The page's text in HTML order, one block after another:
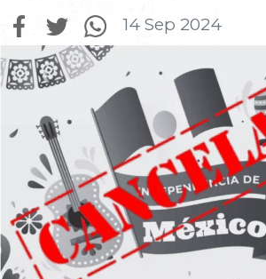
14 Sep 2024